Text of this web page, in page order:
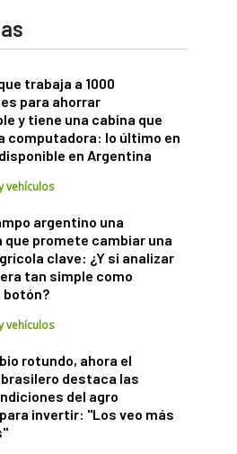
trabaja a 1000
para ahorrar
y tiene una cabina que
computadora: lo último en
en Argentina
vehículos
argentino una
que promete cambiar una
clave: ¿Y si analizar
tan simple como
botón?
vehículos
rotundo, ahora el
destaca las
del agro
invertir: "Los veo más